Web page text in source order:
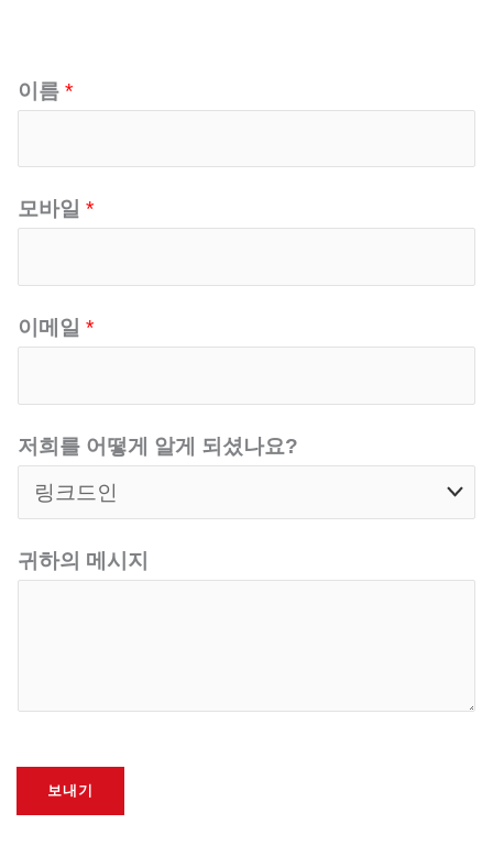
이름 *
모바일 *
이메일 *
저희를 어떻게 알게 되셨나요?
귀하의 메시지
보내기